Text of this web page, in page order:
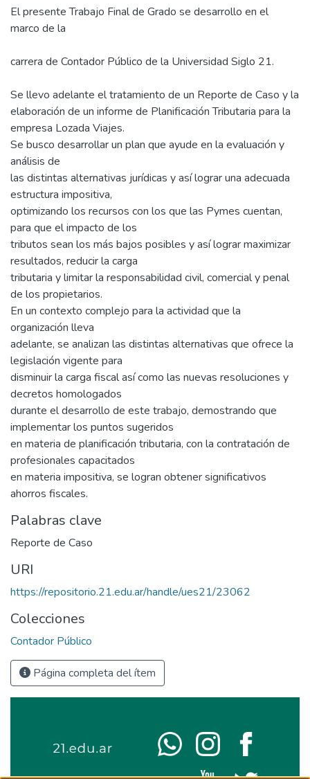
El presente Trabajo Final de Grado se desarrollo en el
marco de la
carrera de Contador Público de la Universidad Siglo 21.
Se llevo adelante el tratamiento de un Reporte de Caso y la
elaboración de un informe de Planificación Tributaria para la
empresa Lozada Viajes.
Se busco desarrollar un plan que ayude en la evaluación y
análisis de
las distintas alternativas jurídicas y así lograr una adecuada
estructura impositiva,
optimizando los recursos con los que las Pymes cuentan,
para que el impacto de los
tributos sean los más bajos posibles y así lograr maximizar
resultados, reducir la carga
tributaria y limitar la responsabilidad civil, comercial y penal
de los propietarios.
En un contexto complejo para la actividad que la
organización lleva
adelante, se analizan las distintas alternativas que ofrece la
legislación vigente para
disminuir la carga fiscal así como las nuevas resoluciones y
decretos homologados
durante el desarrollo de este trabajo, demostrando que
implementar los puntos sugeridos
en materia de planificación tributaria, con la contratación de
profesionales capacitados
en materia impositiva, se logran obtener significativos
ahorros fiscales.
Palabras clave
Reporte de Caso
URI
https://repositorio.21.edu.ar/handle/ues21/23062
Colecciones
Contador Público
Página completa del ítem